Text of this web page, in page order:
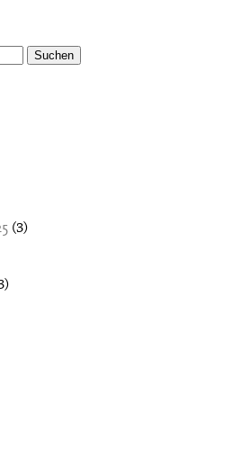
(3)